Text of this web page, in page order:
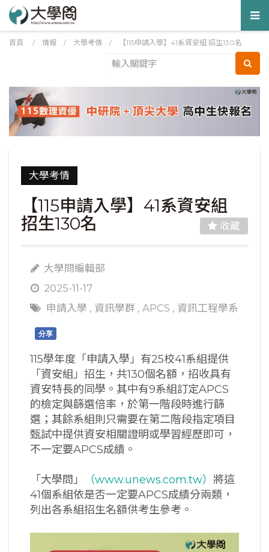
首頁 / 情報 / 大學考情 / 【115申請入學】41系資安組 招生130名
大學考情
【115申請入學】41系資安組
招生130名
收藏
大學問編輯部
2025-11-17
申請入學 , 資訊學群 , APCS , 資訊工程學系
分享
115學年度「申請入學」有25校41系組提供
「資安組」招生，共130個名額，招收具有
資安特長的同學。其中有9系組訂定APCS
的檢定與篩選倍率，於第一階段時進行篩
選；其餘系組則只需要在第二階段指定項目
甄試中提供資安相關證明或學習經歷即可，
不一定要APCS成績。
「大學問」 （www.unews.com.tw） 將這
41個系組依是否一定要APCS成績分兩類，
列出各系組招生名額供考生參考。